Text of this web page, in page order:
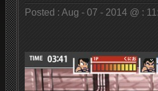
Posted : Aug - 07 - 2014 @ :